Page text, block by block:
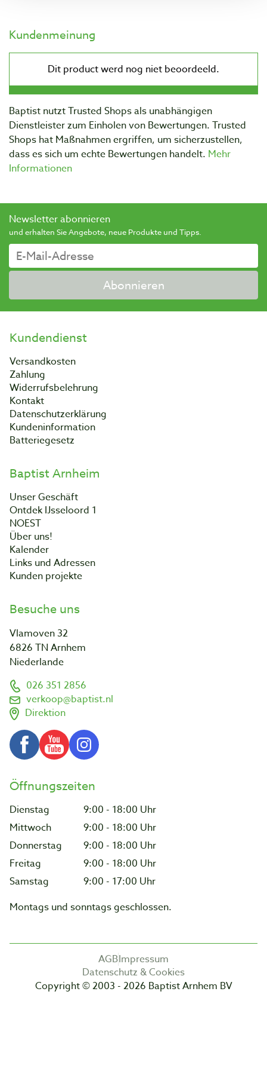
Kundenmeinung
Baptist nutzt Trusted Shops als unabhängigen
Dienstleister zum Einholen von Bewertungen. Trusted
Shops hat Maßnahmen ergriffen, um sicherzustellen,
dass es sich um echte Bewertungen handelt. Mehr
Informationen
Newsletter abonnieren
und erhalten Sie Angebote, neue Produkte und Tipps.
Abonnieren
Kundendienst
Versandkosten
Zahlung
Widerrufsbelehrung
Kontakt
Datenschutzerklärung
Kundeninformation
Batteriegesetz
Baptist Arnheim
Unser Geschäft
Ontdek IJsseloord 1
NOEST
Über uns!
Kalender
Links und Adressen
Kunden projekte
Besuche uns
Vlamoven 32
6826 TN Arnhem
Niederlande
026 351 2856
verkoop@baptist.nl
Direktion
Öffnungszeiten
Dienstag
9:00 - 18:00 Uhr
Mittwoch
9:00 - 18:00 Uhr
Donnerstag
9:00 - 18:00 Uhr
Freitag
9:00 - 18:00 Uhr
Samstag
9:00 - 17:00 Uhr
Montags und sonntags geschlossen.
AGBImpressum
Datenschutz & Cookies
Copyright © 2003 - 2026 Baptist Arnhem BV